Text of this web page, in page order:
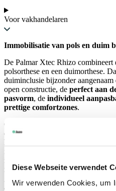
Diese Webseite verwendet
Wir verwenden Cookies, um
Voor vakhandelaren
Immobilisatie van pols en duim
De Palmar Xtec Rhizo combineert
polsorthese en een duimorthese.
duiminclusie bijzonder
open constructie, de perfect aan
pasvorm, de individueel
prettige comfortzones.
Ondanks de betrouwbare fixatie
duimbasisgewricht maakt de
het eindgewricht van de duim en
mogelijk de mobiliteit voortdurend
regeneratie vordert. De polsorthese
geselecteerde luchtdoorlatende
afvoeren. Alle sluitingen kunnen